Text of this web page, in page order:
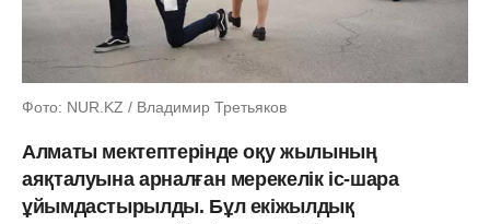
Фото: NUR.KZ / Владимир Третьяков
Алматы мектептерінде оқу жылының
аяқталуына арналған мерекелік іс-шара
ұйымдастырылды. Бұл екіжылдық